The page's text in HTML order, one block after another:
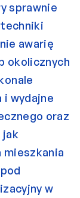
sprawnie
awarię
okolicznych
i wydajne
oraz
jak
mieszkania
w